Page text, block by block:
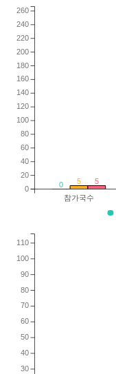
0 5
5
참가국수
0
20
40
60
80
100
120
140
160
180
200
220
240
260
30
40
50
60
70
80
90
100
110